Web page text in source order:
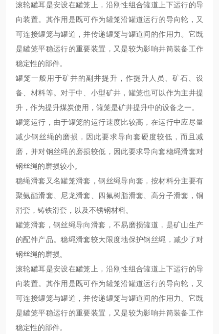
滚轮罐耳是安设在罐笼上，沿刚性组合罐道上下运行的导
向装置。其作用是既可作为罐笼沿罐道运行的导向轮，又
可连接罐笼与罐道，并传递罐笼与罐道间的作用力。它既
是罐笼平稳运行的重要装置，又是较为影响井筒装备工作
稳定性的部件。
罐笼一般用于矿井的副井提升，作提升人员、矿石、设
备、材料等。对于中、小型矿井，罐笼也可以作为主井提
升，作为提升煤炭使用，罐笼是矿井提升中的设备之一。
罐笼运行，由于罐笼的运行速度比较高，在运行中应尽量
减少钢丝绳的磨损，因此要求导向套硬度较低，而且减
磨，并对钢丝绳的磨损较低， 因此要求导向套稳绳滑套对
钢丝绳的磨损较小。
稳绳滑套又名罐笼滑套，钢丝绳导向套，按材料分主要有
聚氨酯滑套、尼龙滑套、四氟树脂滑套、高分子滑套，铜
滑套，铸铁滑套， 以及不锈钢材料。
罐笼滑套，钢丝绳导向滑套，不易磨损罐道，是矿山生产
的配件产品。稳绳滑套较大限度地保护钢丝绳，减少了对
钢丝绳的磨损。
滚轮罐耳是安设在罐笼上，沿刚性组合罐道上下运行的导
向装置。其作用是既可作为罐笼沿罐道运行的导向轮，又
可连接罐笼与罐道，并传递罐笼与罐道间的作用力。它既
是罐笼平稳运行的重要装置，又是较为影响井筒装备工作
稳定性的部件。